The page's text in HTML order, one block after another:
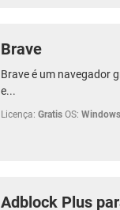
Brave
Brave é um navegador
e...
Licença: Gratis OS:
Adblock Plus